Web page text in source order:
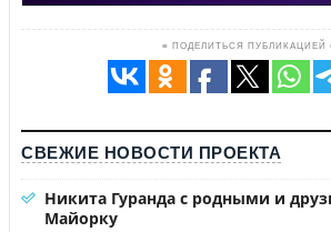
≡ ПОДЕЛИТЬСЯ ПУБЛИКАЦИЕЙ
СВЕЖИЕ НОВОСТИ ПРОЕКТА
Никита Гуранда с родными и
Майорку